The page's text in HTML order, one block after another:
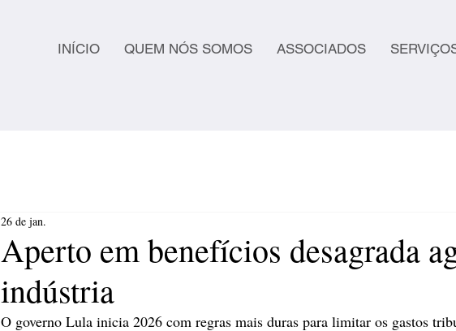
INÍCIO QUEM NÓS SOMOS ASSOCIADOS
Aperto em benefícios desagrada
indústria
26 de jan.
O governo Lula inicia 2026 com regras mais duras para limitar os gastos